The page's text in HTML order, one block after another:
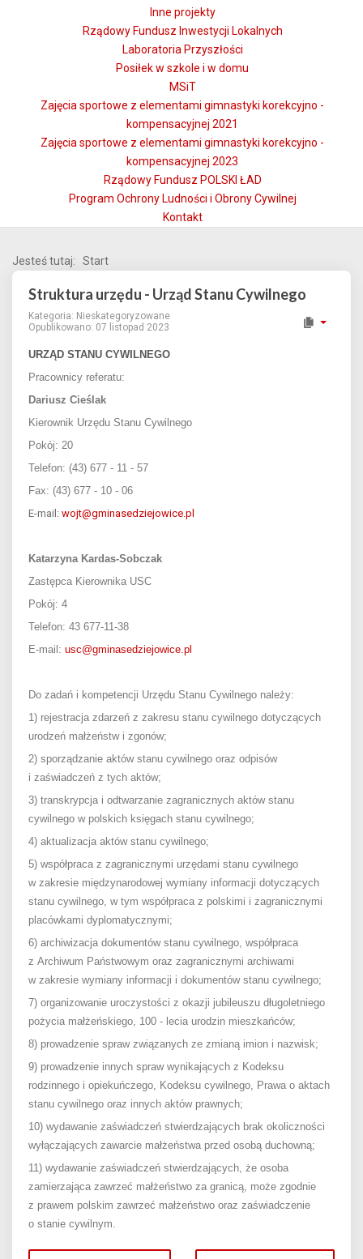
Inne projekty
Rządowy Fundusz Inwestycji Lokalnych
Laboratoria Przyszłości
Posiłek w szkole i w domu
MSiT
Zajęcia sportowe z elementami gimnastyki korekcyjno -
kompensacyjnej 2021
Zajęcia sportowe z elementami gimnastyki korekcyjno -
kompensacyjnej 2023
Rządowy Fundusz POLSKI ŁAD
Program Ochrony Ludności i Obrony Cywilnej
Kontakt
Jesteś tutaj: Start
Struktura urzędu - Urząd Stanu Cywilnego
Kategoria: Nieskategoryzowane
Opublikowano: 07 listopad 2023
URZĄD STANU CYWILNEGO
Pracownicy referatu:
Dariusz Cieślak
Kierownik Urzędu Stanu Cywilnego
Pokój: 20
Telefon: (43) 677 - 11 - 57
Fax: (43) 677 - 10 - 06
E-mail: wojt@gminasedziejowice.pl
Katarzyna Kardas-Sobczak
Zastępca Kierownika USC
Pokój: 4
Telefon: 43 677-11-38
E-mail: usc@gminasedziejowice.pl
Do zadań i kompetencji Urzędu Stanu Cywilnego należy:
1) rejestracja zdarzeń z zakresu stanu cywilnego dotyczących
urodzeń małżeństw i zgonów;
2) sporządzanie aktów stanu cywilnego oraz odpisów
i zaświadczeń z tych aktów;
3) transkrypcja i odtwarzanie zagranicznych aktów stanu
cywilnego w polskich księgach stanu cywilnego;
4) aktualizacja aktów stanu cywilnego;
5) współpraca z zagranicznymi urzędami stanu cywilnego
w zakresie międzynarodowej wymiany informacji dotyczących
stanu cywilnego, w tym współpraca z polskimi i zagranicznymi
placówkami dyplomatycznymi;
6) archiwizacja dokumentów stanu cywilnego, współpraca
z Archiwum Państwowym oraz zagranicznymi archiwami
w zakresie wymiany informacji i dokumentów stanu cywilnego;
7) organizowanie uroczystości z okazji jubileuszu długoletniego
pożycia małżeńskiego, 100 - lecia urodzin mieszkańców;
8) prowadzenie spraw związanych ze zmianą imion i nazwisk;
9) prowadzenie innych spraw wynikających z Kodeksu
rodzinnego i opiekuńczego, Kodeksu cywilnego, Prawa o aktach
stanu cywilnego oraz innych aktów prawnych;
10) wydawanie zaświadczeń stwierdzających brak okoliczności
wyłączających zawarcie małżeństwa przed osobą duchowną;
11) wydawanie zaświadczeń stwierdzających, że osoba
zamierzająca zawrzeć małżeństwo za granicą, może zgodnie
z prawem polskim zawrzeć małżeństwo oraz zaświadczenie
o stanie cywilnym.